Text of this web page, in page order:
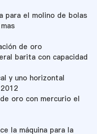
para el molino de bolas
de oro
barita con capacidad
y uno horizontal
oro con mercurio el
la máquina para la